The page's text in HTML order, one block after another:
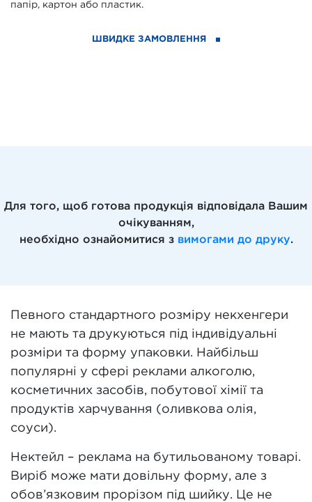
папір, картон або пластик.
ШВИДКЕ ЗАМОВЛЕННЯ
Для того, щоб готова продукція відповідала Вашим
очікуванням,
необхідно ознайомитися з вимогами до друку.
Певного стандартного розміру некхенгери
не мають та друкуються під індивідуальні
розміри та форму упаковки. Найбільш
популярні у сфері реклами алкоголю,
косметичних засобів, побутової хімії та
продуктів харчування (оливкова олія,
соуси).
Нектейл – реклама на бутильованому товарі.
Виріб може мати довільну форму, але з
обов’язковим прорізом під шийку. Це не